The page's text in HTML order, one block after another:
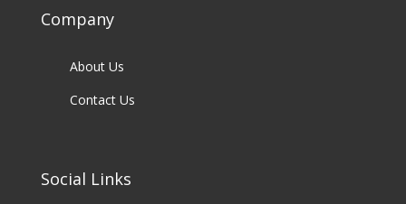
Company
About Us
Contact Us
Social Links